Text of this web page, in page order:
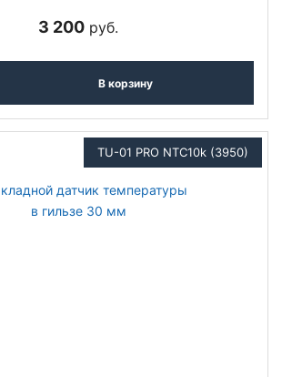
3 200 руб.
В корзину
TU-01 PRO NTC10k (3950)